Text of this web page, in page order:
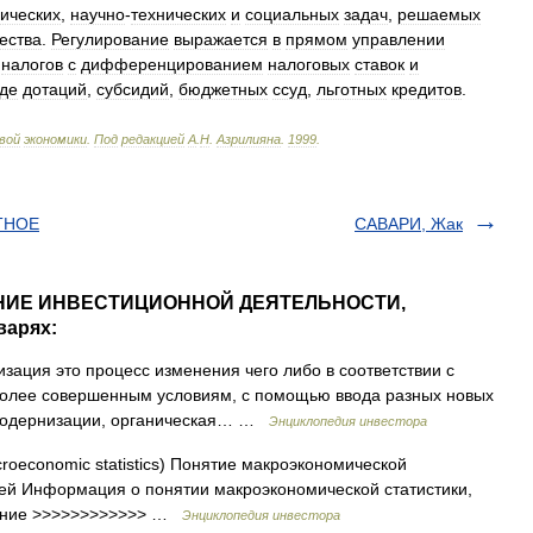
научно-технических и социальных задач решаемых
Регулирование выражается в прямом управлении
налогов с дифференцированием налоговых ставок и
дотаций субсидий бюджетных ссуд льготных кредитов
экономики Под редакцией А Н Азрилияна 1999
САВАРИ, Жак
ИНВЕСТИЦИОННОЙ ДЕЯТЕЛЬНОСТИ,
это процесс изменения чего либо в соответствии с
совершенным условиям, с помощью ввода разных новых
органическая… …
Энциклопедия инвестора
statistics) Понятие макроэкономической
Информация о понятии макроэкономической статистики,
>>>>>>>>>>>> …
Энциклопедия инвестора